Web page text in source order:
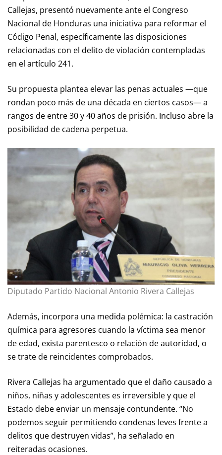
Callejas, presentó nuevamente ante el Congreso
Nacional de Honduras una iniciativa para reformar el
Código Penal, específicamente las disposiciones
relacionadas con el delito de violación contempladas
en el artículo 241.
Su propuesta plantea elevar las penas actuales —que
rondan poco más de una década en ciertos casos— a
rangos de entre 30 y 40 años de prisión. Incluso abre la
posibilidad de cadena perpetua.
Diputado Partido Nacional Antonio Rivera Callejas
Además, incorpora una medida polémica: la castración
química para agresores cuando la víctima sea menor
de edad, exista parentesco o relación de autoridad, o
se trate de reincidentes comprobados.
Rivera Callejas ha argumentado que el daño causado a
niños, niñas y adolescentes es irreversible y que el
Estado debe enviar un mensaje contundente. “No
podemos seguir permitiendo condenas leves frente a
delitos que destruyen vidas”, ha señalado en
reiteradas ocasiones.